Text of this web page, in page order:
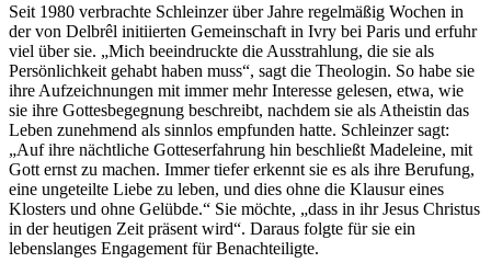
Seit 1980 verbrachte Schleinzer über Jahre regelmäßig Wochen in
der von Delbrêl initiierten Gemeinschaft in Ivry bei Paris und erfuhr
viel über sie. „Mich beeindruckte die Ausstrahlung, die sie als
Persönlichkeit gehabt haben muss“, sagt die Theologin. So habe sie
ihre Aufzeichnungen mit immer mehr Interesse gelesen, etwa, wie
sie ihre Gottesbegegnung beschreibt, nachdem sie als Atheistin das
Leben zunehmend als sinnlos empfunden hatte. Schleinzer sagt:
„Auf ihre nächtliche Gotteserfahrung hin beschließt Madeleine, mit
Gott ernst zu machen. Immer tiefer erkennt sie es als ihre Berufung,
eine ungeteilte Liebe zu leben, und dies ohne die Klausur eines
Klosters und ohne Gelübde.“ Sie möchte, „dass in ihr Jesus Christus
in der heutigen Zeit präsent wird“. Daraus folgte für sie ein
lebenslanges Engagement für Benachteiligte.